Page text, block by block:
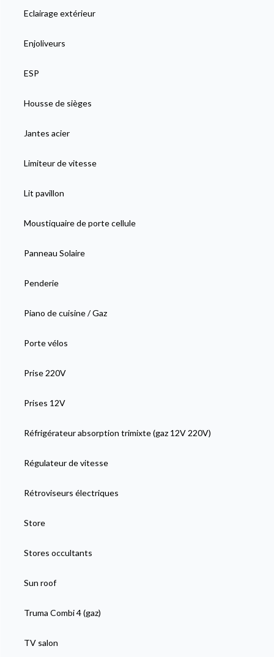
Eclairage extérieur
Enjoliveurs
ESP
Housse de sièges
Jantes acier
Limiteur de vitesse
Lit pavillon
Moustiquaire de porte cellule
Panneau Solaire
Penderie
Piano de cuisine / Gaz
Porte vélos
Prise 220V
Prises 12V
Réfrigérateur absorption trimixte (gaz 12V 220V)
Régulateur de vitesse
Rétroviseurs électriques
Store
Stores occultants
Sun roof
Truma Combi 4 (gaz)
TV salon